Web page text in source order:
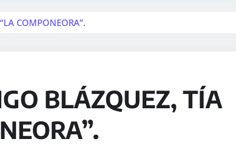
COMPONEORA”.
BLÁZQUEZ, TÍA